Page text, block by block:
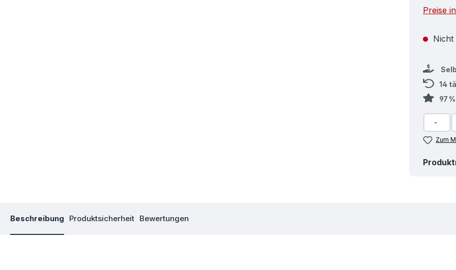
Preise
14
97
Zum
Beschreibung Produktsicherheit Bewertungen